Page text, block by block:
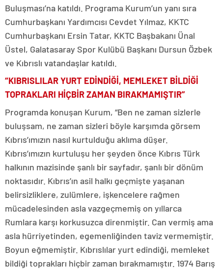
Buluşması’na katıldı. Programa Kurum’un yanı sıra
Cumhurbaşkanı Yardımcısı Cevdet Yılmaz, KKTC
Cumhurbaşkanı Ersin Tatar, KKTC Başbakanı Ünal
Üstel, Galatasaray Spor Kulübü Başkanı Dursun Özbek
ve Kıbrıslı vatandaşlar katıldı.
“KIBRISLILAR YURT EDİNDİĞİ, MEMLEKET BİLDİĞİ
TOPRAKLARI HİÇBİR ZAMAN BIRAKMAMIŞTIR”
Programda konuşan Kurum, “Ben ne zaman sizlerle
buluşsam, ne zaman sizleri böyle karşımda görsem
Kıbrıs’ımızın nasıl kurtulduğu aklıma düşer.
Kıbrıs’ımızın kurtuluşu her şeyden önce Kıbrıs Türk
halkının mazisinde şanlı bir sayfadır, şanlı bir dönüm
noktasıdır. Kıbrıs’ın asil halkı geçmişte yaşanan
belirsizliklere, zulümlere, işkencelere rağmen
mücadelesinden asla vazgeçmemiş on yıllarca
Rumlara karşı korkusuzca direnmiştir. Can vermiş ama
asla hürriyetinden, egemenliğinden taviz vermemiştir.
Boyun eğmemiştir. Kıbrıslılar yurt edindiği, memleket
bildiği toprakları hiçbir zaman bırakmamıştır. 1974 Barış